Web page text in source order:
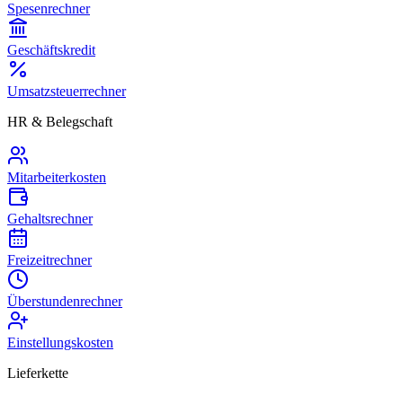
Spesenrechner
Geschäftskredit
Umsatzsteuerrechner
HR & Belegschaft
Mitarbeiterkosten
Gehaltsrechner
Freizeitrechner
Überstundenrechner
Einstellungskosten
Lieferkette